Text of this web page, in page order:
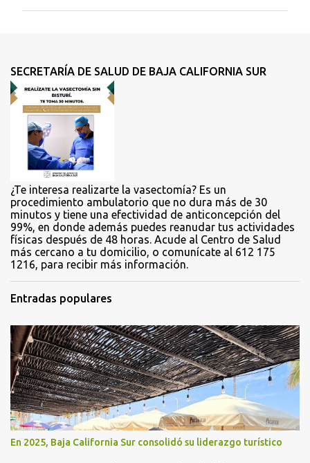
t
a
r
o
SECRETARÍA DE SALUD DE BAJA CALIFORNIA SUR
¿Te interesa realizarte la vasectomía? Es un
procedimiento ambulatorio que no dura más de 30
minutos y tiene una efectividad de anticoncepción del
99%, en donde además puedes reanudar tus actividades
físicas después de 48 horas. Acude al Centro de Salud
más cercano a tu domicilio, o comunícate al 612 175
1216, para recibir más información.
Entradas populares
En 2025, Baja California Sur consolidó su liderazgo turístico